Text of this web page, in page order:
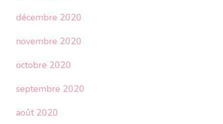
décembre 2020
novembre 2020
octobre 2020
septembre 2020
août 2020